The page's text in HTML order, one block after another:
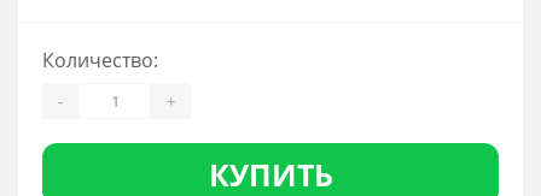
Количество:
- +
КУПИТЬ